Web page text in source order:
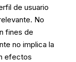
de usuario
No
fines de
no implica la
efectos